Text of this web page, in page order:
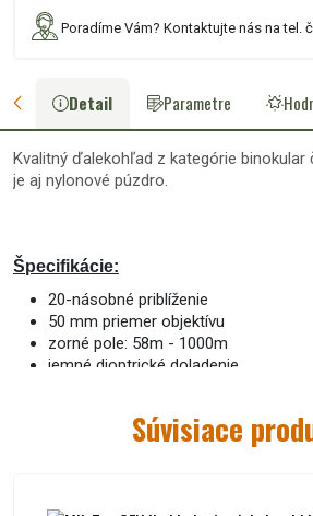
Poradíme Vám? Kontaktujte nás na tel.
Detail Parametre
Kvalitný ďalekohľad z kategórie binokular
je aj nylonové púzdro.
Špecifikácie:
20-násobné priblíženie
50 mm priemer objektívu
zorné pole: 58m - 1000m
jemné dioptrické doladenie
hmotnosť: 780gSúvisiace